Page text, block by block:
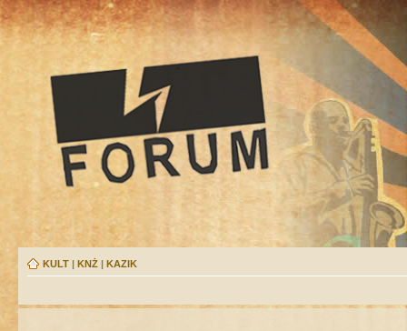
KULT | KNŻ | KAZIK